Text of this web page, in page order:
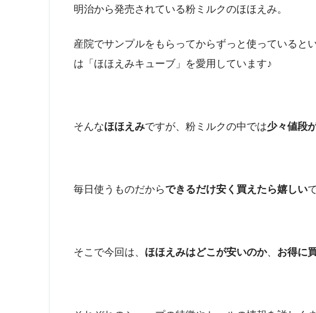
明治から発売されている粉ミルクのほほえみ。
産院でサンプルをもらってからずっと使っていると
は「ほほえみキューブ」を愛用しています♪
そんなほほえみですが、粉ミルクの中では少々値段
毎日使うものだからできるだけ安く買えたら嬉しい
そこで今回は、 ほほえみはどこが安いのか、 お得に